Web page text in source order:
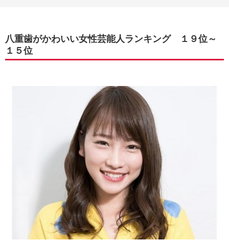
八重歯がかわいい女性芸能人ランキング １９位～
１５位